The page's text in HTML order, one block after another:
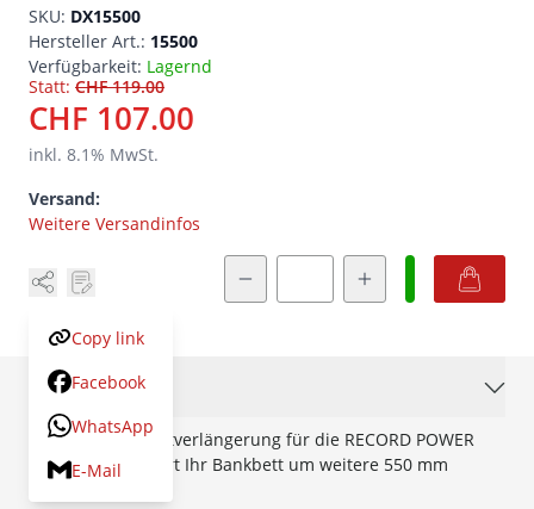
SKU: DX15500
Hersteller Art.: 15500
Verfügbarkeit: Lagernd
Statt: CHF 119.00
CHF 107.00
inkl. 8.1% MwSt.
Versand:
Weitere Versandinfos
Copy link
Facebook
WhatsApp
E-Mail
Beschreibung
Die Grauguss-Bettverlängerung für die RECORD POWER
DML250 verlängert Ihr Bankbett um weitere 550 mm